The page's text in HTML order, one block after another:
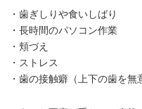
・歯ぎしりや食いしばり
・長時間のパソコン作業
・頬づえ
・ストレス
・歯の接触癖（上下の歯を無